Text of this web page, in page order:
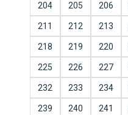
204 205 206
211 212 213
218 219 220
225 226 227
232 233 234
239 240 241